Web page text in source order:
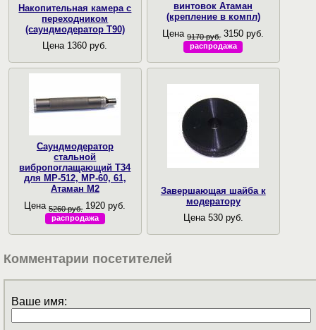
Накопительная камера с
переходником
(саундмодератор Т90)
Цена 1360 руб.
винтовок Атаман
(крепление в компл)
Цена9170 руб. 3150 руб.
распродажа
Саундмодератор
стальной
вибропоглащающий T34
для МР-512, МР-60, 61,
Атаман М2
Цена5260 руб. 1920 руб.
распродажа
Завершающая шайба к
модератору
Цена 530 руб.
Комментарии посетителей
Ваше имя: